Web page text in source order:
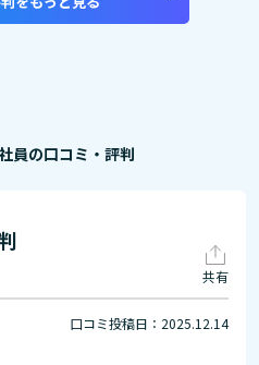
員の口コミ・評判
共有
口コミ投稿日：2025.12.14